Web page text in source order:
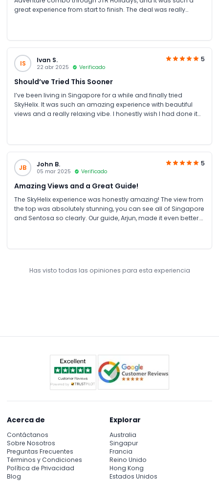
great experience from start to finish. The deal was really
IS Ivan S.
22 abr 2025 Verificado
5
Should’ve Tried This Sooner
I’ve been living in Singapore for a while and finally tried
SkyHelix. It was such an amazing experience with beautiful
views and a really relaxing vibe. I honestly wish I had done it
JB John B.
05 mar 2025 Verificado
5
Amazing Views and a Great Guide!
The SkyHelix experience was honestly amazing! The view from
the top was absolutely stunning, you can see all of Singapore
and Sentosa so clearly. Our guide, Arjun, made it even better.
Has visto todas las opiniones para esta experiencia
Acerca de
Contáctanos
Sobre Nosotros
Preguntas Frecuentes
Términos y Condiciones
Política de Privacidad
Blog
Explorar
Australia
Singapur
Francia
Reino Unido
Hong Kong
Estados Unidos